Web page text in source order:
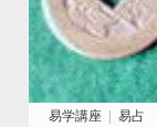
易学講座 易占